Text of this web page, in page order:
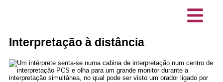
microfones de secretária
Notícias
Gabinetes técnicos de planeamento
Empresa de TI
Interpretação à distância